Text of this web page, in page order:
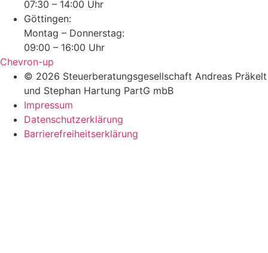
07:30 – 14:00 Uhr
Göttingen:
Montag – Donnerstag:
09:00 – 16:00 Uhr
Chevron-up
© 2026 Steuerberatungsgesellschaft Andreas Präkelt
und Stephan Hartung PartG mbB
Impressum
Datenschutzerklärung
Barrierefreiheitserklärung